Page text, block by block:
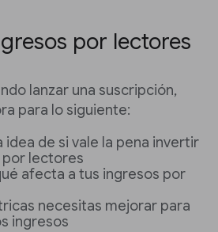
por lectores
lanzar una suscripción,
para lo siguiente:
idea de si vale la pena invertir
por lectores
afecta a tus ingresos por
necesitas mejorar para
ingresos